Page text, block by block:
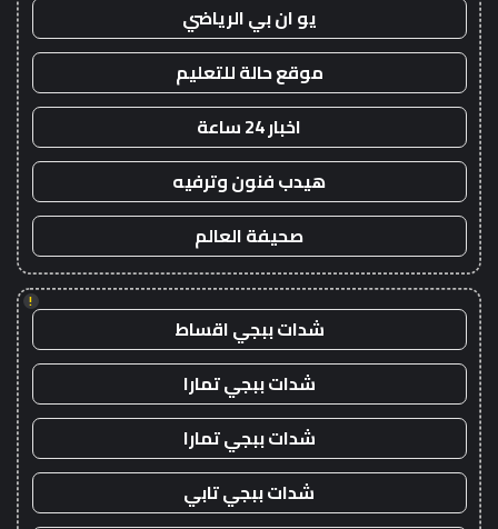
يو ان بي الرياضي
موقع حالة للتعليم
اخبار 24 ساعة
هيدب فنون وترفيه
صحيفة العالم
!
شدات ببجي اقساط
شدات ببجي تمارا
شدات ببجي تمارا
شدات ببجي تابي